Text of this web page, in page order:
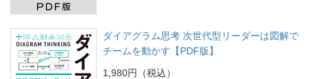
ダイアグラム思考 次世代型リーダーは図解で
チームを動かす【PDF版】
1,980円（税込）